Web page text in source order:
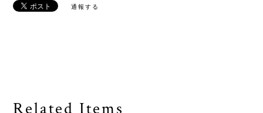
通報する
Related Items